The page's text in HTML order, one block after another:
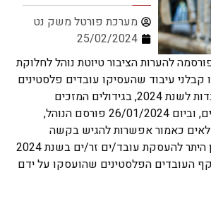
מערכת פורטל משק נט
25/02/2024
23/01/2024 פורסמה להערות הציבור טיוטת נוהל לחלוקת
עיבוד שהעסיקו עובדים פלסטינים
הזקוקים לידיים עובדות לשנת 2024, בגידולים המזכים
בהקצאת עובדים זרים, וביום 26/01/2024 פורסם הנוהל,
כאמור אפשרות להגיש בקשה
לקבלת המלצה למתן היתר להעסקת עובד/ים זר/ים בשנת 2024
העובדים הפלסטינים שהועסקו על ידם